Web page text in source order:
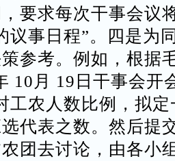
要求每次干事会议
议事日程”。四是为
参考。例如，根据
10月 19日干事会开
工农人数比例，拟
代表之数。然后提
团去讨论，由各小